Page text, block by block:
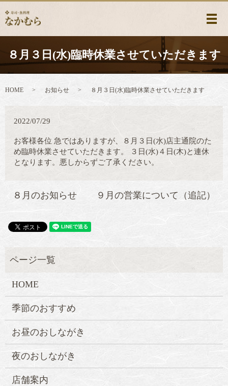
メ
８月３日(水)臨時休業させていただきます
HOME お知らせ ８月３日(水)臨時休業させていただきます
2022/07/29
お客様各位 急ではありますが、８月３日(水)店主通院のた
め臨時休業させていただきます。 ３日(水)４日(木)と連休
となります。悪しからずご了承ください。
８月のお知らせ ９月の営業について（追記）
HOME
季節のおすすめ
お昼のおしながき
夜のおしながき
店舗案内